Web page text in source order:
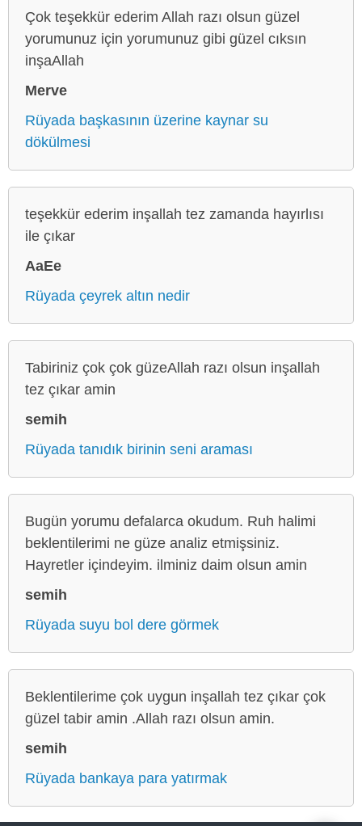
Çok teşekkür ederim Allah razı olsun güzel
yorumunuz için yorumunuz gibi güzel cıksın
inşaAllah
Merve
Rüyada başkasının üzerine kaynar su
dökülmesi
teşekkür ederim inşallah tez zamanda hayırlısı
ile çıkar
AaEe
Rüyada çeyrek altın nedir
Tabiriniz çok çok güzeAllah razı olsun inşallah
tez çıkar amin
semih
Rüyada tanıdık birinin seni araması
Bugün yorumu defalarca okudum. Ruh halimi
beklentilerimi ne güze analiz etmişsiniz.
Hayretler içindeyim. ilminiz daim olsun amin
semih
Rüyada suyu bol dere görmek
Beklentilerime çok uygun inşallah tez çıkar çok
güzel tabir amin .Allah razı olsun amin.
semih
Rüyada bankaya para yatırmak